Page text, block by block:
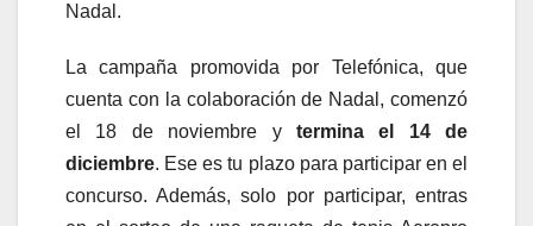
Nadal.
La campaña promovida por Telefónica, que
cuenta con la colaboración de Nadal, comenzó
el 18 de noviembre y termina el 14 de
diciembre. Ese es tu plazo para participar en el
concurso. Además, solo por participar, entras